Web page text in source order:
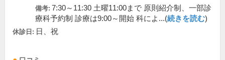
備考: 7:30～11:30 土曜11:00まで 原則紹介制、一部診
療科予約制 診療は9:00～開始 科によ...(続きを読む)
休診日: 日、祝